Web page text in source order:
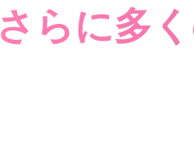
さらに多